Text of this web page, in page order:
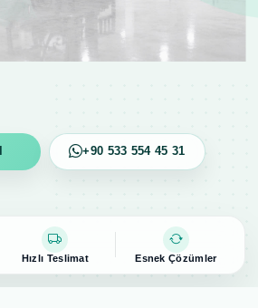
+90 533 554 45 31
Hızlı Teslimat Esnek Çözümler